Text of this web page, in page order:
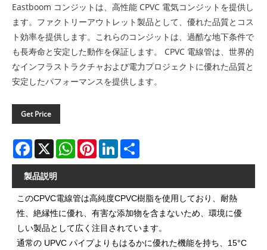
Eastboom コンジットは、高性能 CPVC 電気コンジットを提供し
ます。ファクトリーアウトレット製品として、優れた品質とコス
ト効率を提供します。これらのコンジットは、過酷な地下条件で
も長寿命と安定した動作を保証します。 CPVC 電線管は、世界的
なインフラストラクチャおよび電力プロジェクトに優れた品質と
安定したパフォーマンスを提供します。
Get Price
Facebook
X WhatsAppPinterestLinkedIn
製品説明
このCPVC電線管は高純度CPVC樹脂を使用しており、耐熱
性、絶縁性に優れ、有害な添加物を含まないため、環境に優
しい製品として広く注目されています。
通常の UPVC パイプよりもはるかに優れた機能を持ち、15°C